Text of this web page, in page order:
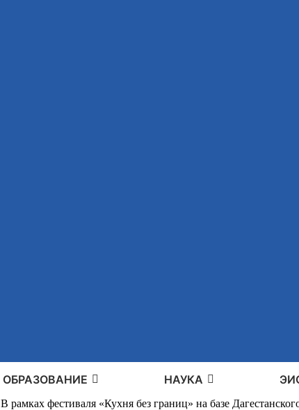
ОБРАЗОВАНИЕ НАУКА
В рамках фестиваля «Кухня без границ» на базе